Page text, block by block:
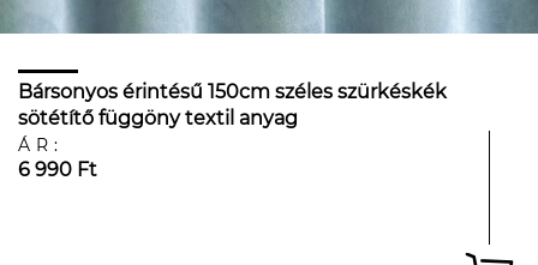
Bársonyos érintésű 150cm széles szürkéskék
sötétítő függöny textil anyag
ÁR:
6 990 Ft